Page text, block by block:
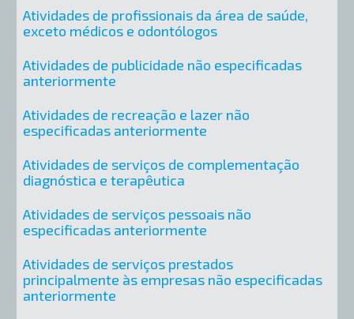
Atividades de profissionais da área de saúde,
exceto médicos e odontólogos
Atividades de publicidade não especificadas
anteriormente
Atividades de recreação e lazer não
especificadas anteriormente
Atividades de serviços de complementação
diagnóstica e terapêutica
Atividades de serviços pessoais não
especificadas anteriormente
Atividades de serviços prestados
principalmente às empresas não especificadas
anteriormente